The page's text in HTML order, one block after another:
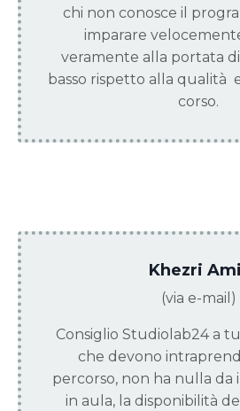
chi non conosce il
imparare
veramente alla portata
basso rispetto alla qualità
corso.
Khezri
(via e-mail)
Consiglio Studiolab24 a
che devono
percorso, non ha nulla da
in aula, la disponibilità